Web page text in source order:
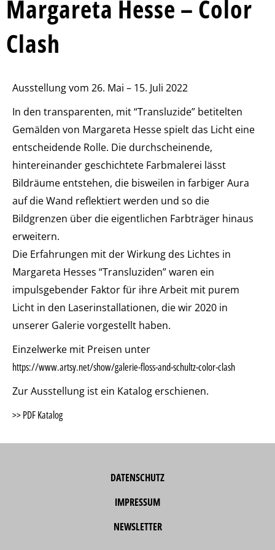
Margareta Hesse – Color
Clash
Ausstellung vom 26. Mai – 15. Juli 2022
In den transparenten, mit “Transluzide” betitelten
Gemälden von Margareta Hesse spielt das Licht eine
entscheidende Rolle. Die durchscheinende,
hintereinander geschichtete Farbmalerei lässt
Bildräume entstehen, die bisweilen in farbiger Aura
auf die Wand reflektiert werden und so die
Bildgrenzen über die eigentlichen Farbträger hinaus
erweitern.
Die Erfahrungen mit der Wirkung des Lichtes in
Margareta Hesses “Transluziden” waren ein
impulsgebender Faktor für ihre Arbeit mit purem
Licht in den Laserinstallationen, die wir 2020 in
unserer Galerie vorgestellt haben.
Einzelwerke mit Preisen unter
https://www.artsy.net/show/galerie-floss-and-schultz-color-clash
Zur Ausstellung ist ein Katalog erschienen.
>> PDF Katalog
DATENSCHUTZ
IMPRESSUM
NEWSLETTER